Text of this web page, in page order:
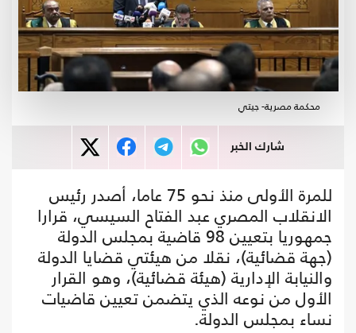
محكمة مصرية- جيتي
شارك الخبر
للمرة الأولى منذ نحو 75 عاما، أصدر رئيس
الانقلاب المصري عبد الفتاح السيسي، قرارا
جمهوريا بتعيين 98 قاضية بمجلس الدولة
(جهة قضائية)، نقلا من هيئتي قضايا الدولة
والنيابة الإدارية (هيئة قضائية)، وهو القرار
الأول من نوعه الذي يتضمن تعيين قاضيات
نساء بمجلس الدولة.